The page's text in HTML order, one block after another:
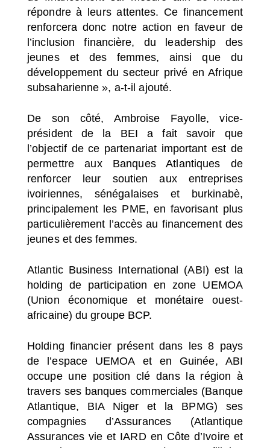
répondre à leurs attentes. Ce financement
renforcera donc notre action en faveur de
l’inclusion financière, du leadership des
jeunes et des femmes, ainsi que du
développement du secteur privé en Afrique
subsaharienne », a-t-il ajouté.
De son côté, Ambroise Fayolle, vice-
président de la BEI a fait savoir que
l’objectif de ce partenariat important est de
permettre aux Banques Atlantiques de
renforcer leur soutien aux entreprises
ivoiriennes, sénégalaises et burkinabè,
principalement les PME, en favorisant plus
particulièrement l’accès au financement des
jeunes et des femmes.
Atlantic Business International (ABI) est la
holding de participation en zone UEMOA
(Union économique et monétaire ouest-
africaine) du groupe BCP.
Holding financier présent dans les 8 pays
de l’espace UEMOA et en Guinée, ABI
occupe une position clé dans la région à
travers ses banques commerciales (Banque
Atlantique, BIA Niger et la BPMG) ses
compagnies d’Assurances (Atlantique
Assurances vie et IARD en Côte d’Ivoire et